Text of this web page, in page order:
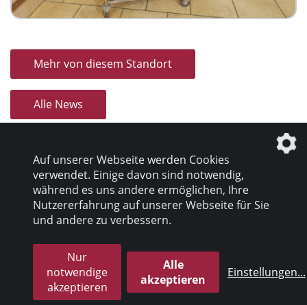
Mehr von diesem Standort
Alle News
© 2026 inter pares Sozialholding GmbH
Datenschutz|Impressum
die profilschmiede - Internetagentur
Auf unserer Webseite werden Cookies
verwendet. Einige davon sind notwendig,
während es uns andere ermöglichen, Ihre
Nutzererfahrung auf unserer Webseite für Sie
und andere zu verbessern.
Nur
notwendige
akzeptieren
Alle
akzeptieren
Einstellungen...